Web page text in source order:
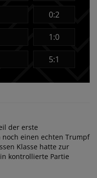
0:2
1:0
5:1
der erste
einen echten Trumpf
Klasse hatte zur
kontrollierte Partie